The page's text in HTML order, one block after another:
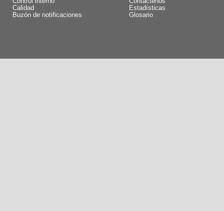
Calidad
Buzón de notificaciones
Estadísticas
Glosario